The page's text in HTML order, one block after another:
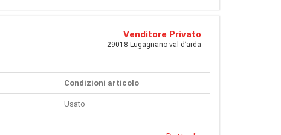
Venditore Privato
29018 Lugagnano val d’arda
Condizioni articolo
Usato